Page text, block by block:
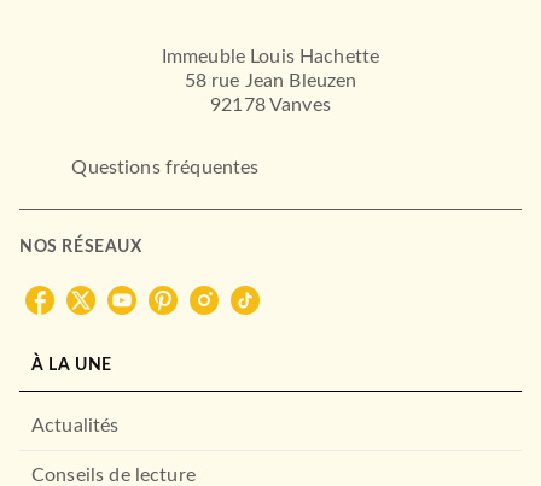
Le Grand livre Marabout de
la Cuisine veggie
MARABOUT
Prisonniers de la géographie
Immeuble Louis Hachette
58 rue Jean Bleuzen
92178 Vanves
Questions fréquentes
NOS RÉSEAUX
À LA UNE
Actualités
Conseils de lecture